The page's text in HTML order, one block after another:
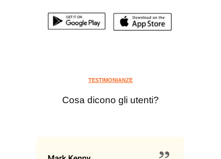
TESTIMONIANZE
Cosa dicono gli utenti?